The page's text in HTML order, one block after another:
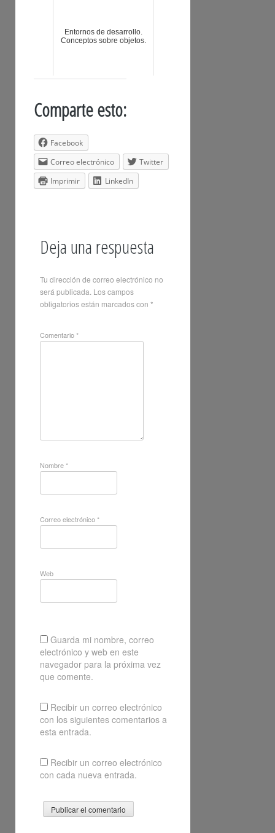
Entornos de desarrollo.
Conceptos sobre objetos.
Comparte esto:
Facebook
Correo electrónico
Twitter
Imprimir
LinkedIn
Deja una respuesta
Tu dirección de correo electrónico no
será publicada. Los campos
obligatorios están marcados con *
Comentario*
Nombre*
Correo electrónico*
Web
Guarda mi nombre, correo
electrónico y web en este
navegador para la próxima vez
que comente.
Recibir un correo electrónico
con los siguientes comentarios a
esta entrada.
Recibir un correo electrónico
con cada nueva entrada.